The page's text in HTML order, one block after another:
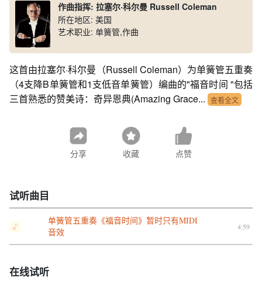
作曲指挥: 拉塞尔·科尔曼 Russell Coleman
所在地区: 美国
艺术职业: 单簧管,作曲
这首由拉塞尔·科尔曼（Russell Coleman）为单簧管五重奏
（4支降B单簧管和1支低音单簧管）编曲的"福音时间 "包括
三首熟悉的赞美诗：奇异恩典(Amazing Grace... 查看全文
分享 收藏 点赞
试听曲目
单簧管五重奏《福音时间》暂时只有MIDI
音效
4:59
在线试听